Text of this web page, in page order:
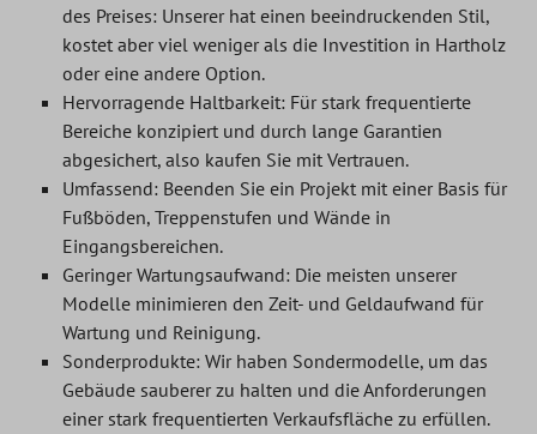
des Preises: Unserer hat einen beeindruckenden Stil,
kostet aber viel weniger als die Investition in Hartholz
oder eine andere Option.
Hervorragende Haltbarkeit: Für stark frequentierte
Bereiche konzipiert und durch lange Garantien
abgesichert, also kaufen Sie mit Vertrauen.
Umfassend: Beenden Sie ein Projekt mit einer Basis für
Fußböden, Treppenstufen und Wände in
Eingangsbereichen.
Geringer Wartungsaufwand: Die meisten unserer
Modelle minimieren den Zeit- und Geldaufwand für
Wartung und Reinigung.
Sonderprodukte: Wir haben Sondermodelle, um das
Gebäude sauberer zu halten und die Anforderungen
einer stark frequentierten Verkaufsfläche zu erfüllen.